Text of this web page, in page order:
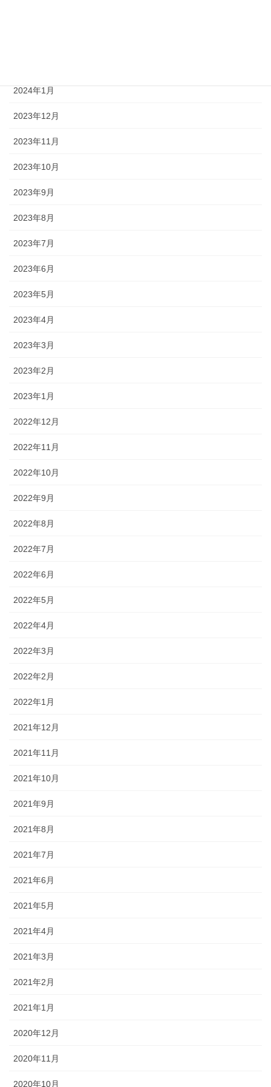
2024年1月
2023年12月
2023年11月
2023年10月
2023年9月
2023年8月
2023年7月
2023年6月
2023年5月
2023年4月
2023年3月
2023年2月
2023年1月
2022年12月
2022年11月
2022年10月
2022年9月
2022年8月
2022年7月
2022年6月
2022年5月
2022年4月
2022年3月
2022年2月
2022年1月
2021年12月
2021年11月
2021年10月
2021年9月
2021年8月
2021年7月
2021年6月
2021年5月
2021年4月
2021年3月
2021年2月
2021年1月
2020年12月
2020年11月
2020年10月